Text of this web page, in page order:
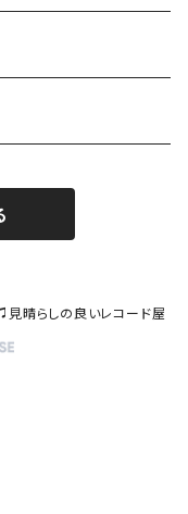
晴らしの良いレコード屋